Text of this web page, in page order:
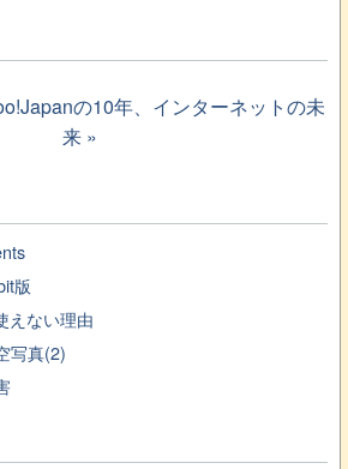
の10年、インターネットの未
来 »
版
えない理由
写真(2)